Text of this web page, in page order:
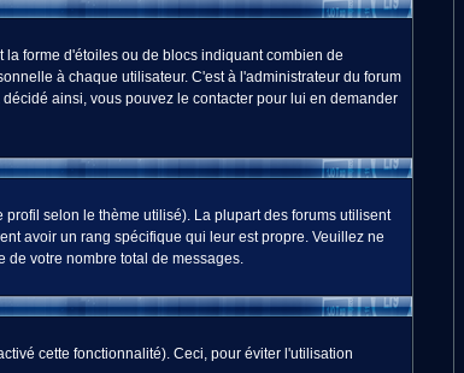
forme d'étoiles ou de blocs indiquant combien de
à chaque utilisateur. C'est à l'administrateur du forum
ainsi, vous pouvez le contacter pour lui en demander
selon le thème utilisé). La plupart des forums utilisent
avoir un rang spécifique qui leur est propre. Veuillez ne
de votre nombre total de messages.
cette fonctionnalité). Ceci, pour éviter l'utilisation